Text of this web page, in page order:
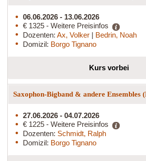
06.06.2026 - 13.06.2026
€ 1325 - Weitere Preisinfos
Dozenten: Ax, Volker | Bedrin, Noah
Domizil: Borgo Tignano
Kurs vorbei
Saxophon-Bigband & andere Ensembles
27.06.2026 - 04.07.2026
€ 1225 - Weitere Preisinfos
Dozenten: Schmidt, Ralph
Domizil: Borgo Tignano